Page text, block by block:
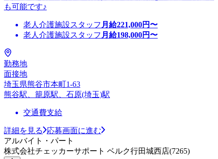
も可能です♪
老人介護施設スタッフ 月給221,000円〜
老人介護施設スタッフ 月給198,000円〜
勤務地
面接地
埼玉県熊谷市本町1-63
熊谷駅、籠原駅、石原(埼玉)駅
交通費支給
詳細を見る
応募画面に進む
アルバイト・パート
株式会社チェッカーサポート ベルク行田城西店(7265)